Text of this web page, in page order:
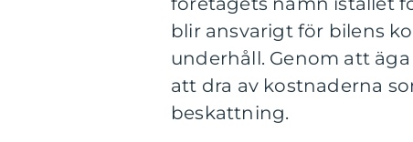
blir ansvarigt för bilens
underhåll. Genom att
att dra av kostnaderna
beskattning.